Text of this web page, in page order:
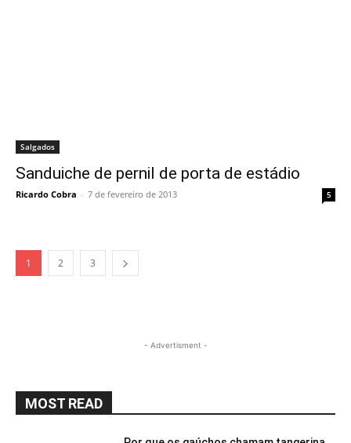
Salgados
Sanduiche de pernil de porta de estádio
Ricardo Cobra - 7 de fevereiro de 2013 5
1 2 3
- Advertisment -
MOST READ